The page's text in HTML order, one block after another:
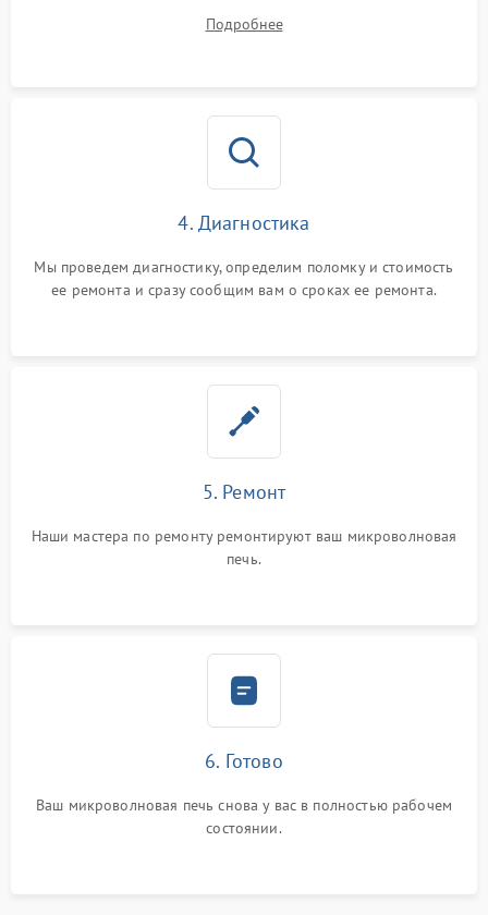
Подробнее
4. Диагностика
Мы проведем диагностику, определим поломку и стоимость
ее ремонта и сразу сообщим вам о сроках ее ремонта.
5. Ремонт
Наши мастера по ремонту ремонтируют ваш микроволновая
печь.
6. Готово
Ваш микроволновая печь снова у вас в полностью рабочем
состоянии.